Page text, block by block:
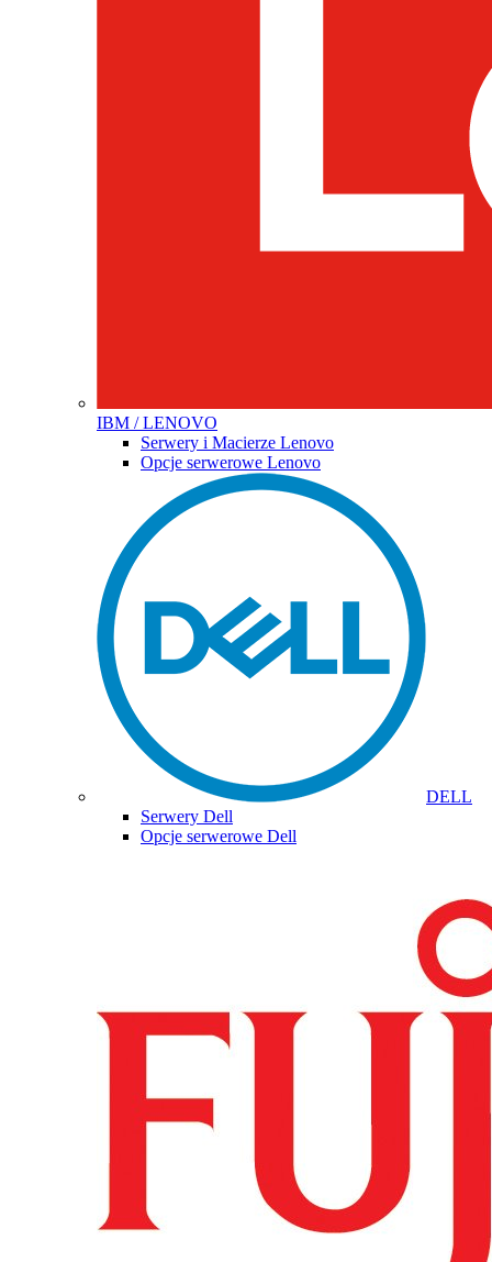
IBM / LENOVO
Serwery i Macierze Lenovo
Opcje serwerowe Lenovo
DELL
Serwery Dell
Opcje serwerowe Dell